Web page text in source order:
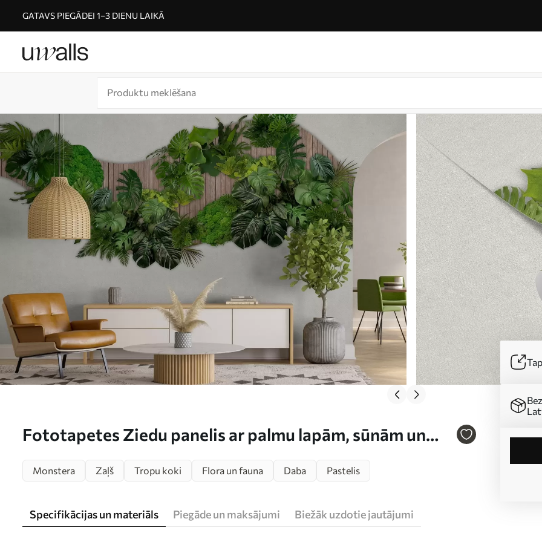
GATAVS PIEGĀDEI 1–3 DIENU LAIKĀ
Fototapetes Ziedu panelis ar palmu lapām, sūnām un
Monstera Zaļš Tropu koki Flora un fauna Daba Pastelis
Specifikācijas un materiāls Piegāde un maksājumi Biežāk uzdotie jautājumi